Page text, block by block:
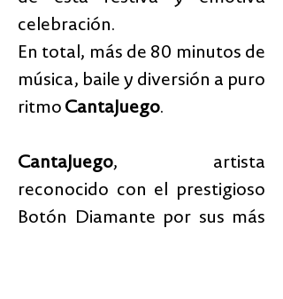
celebración.
En total, más de 80 minutos de
música, baile y diversión a puro
ritmo CantaJuego.
CantaJuego, artista
reconocido con el prestigioso
Botón Diamante por sus más